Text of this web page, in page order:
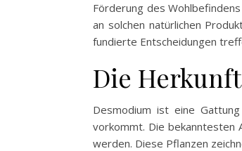
Förderung des
an solchen natürlichen
fundierte Entscheidungen
Die
Desmodium ist eine
vorkommt. Die bekanntesten
werden. Diese Pflanzen